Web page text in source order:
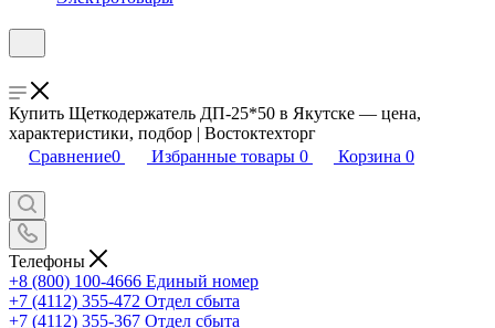
Купить Щеткодержатель ДП-25*50 в Якутске — цена,
характеристики, подбор | Востоктехторг
Сравнение0 Избранные товары 0 Корзина 0
Телефоны
+8 (800) 100-4666 Единый номер
+7 (4112) 355-472 Отдел сбыта
+7 (4112) 355-367 Отдел сбыта